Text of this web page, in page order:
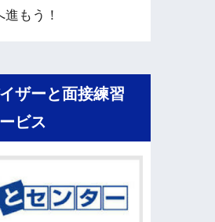
進もう！
ザーと面接練習
ビス